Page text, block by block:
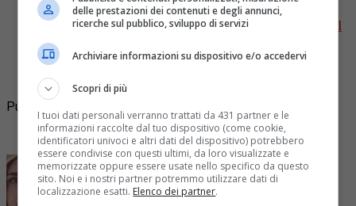
Questa sera va in onda l'ultimo appuntamento con il
talent show che decreterà il vincitore tra Petit,
Marisol, Holden, Dustin, Sarah e Mida. Angelina
Mango canterà...
Pubblicità
I più letti
delle prestazioni dei contenuti e degli annunci,
ricerche sul pubblico, sviluppo di servizi
Archiviare informazioni su dispositivo e/o accedervi
Scopri di più
I tuoi dati personali verranno trattati da 431 partner e le
informazioni raccolte dal tuo dispositivo (come cookie,
identificatori univoci e altri dati del dispositivo) potrebbero
essere condivise con questi ultimi, da loro visualizzate e
memorizzate oppure essere usate nello specifico da questo
sito. Noi e i nostri partner potremmo utilizzare dati di
localizzazione esatti. Elenco dei partner.